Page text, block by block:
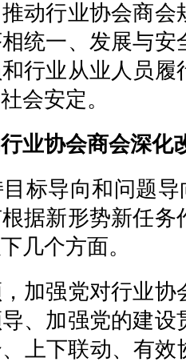
动行业协会商
统一、发展与
行业从业人员
会安定。
协会商会深化
导向和问题导
据新形势新任
几个方面。
强党对行业协
、加强党的建
上下联动、有